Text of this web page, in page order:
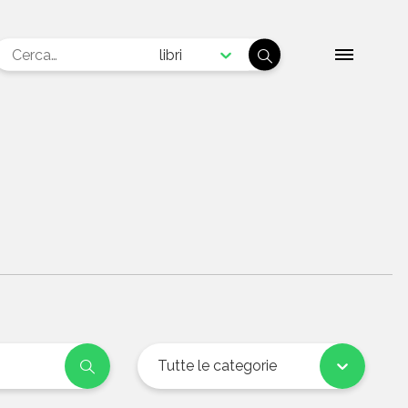
libri
Tutte le categorie